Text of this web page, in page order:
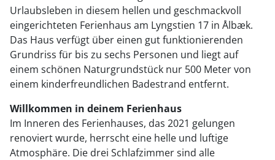
Urlaubsleben in diesem hellen und geschmackvoll
eingerichteten Ferienhaus am Lyngstien 17 in Ålbæk.
Das Haus verfügt über einen gut funktionierenden
Grundriss für bis zu sechs Personen und liegt auf
einem schönen Naturgrundstück nur 500 Meter von
einem kinderfreundlichen Badestrand entfernt.
Willkommen in deinem Ferienhaus
Im Inneren des Ferienhauses, das 2021 gelungen
renoviert wurde, herrscht eine helle und luftige
Atmosphäre. Die drei Schlafzimmer sind alle